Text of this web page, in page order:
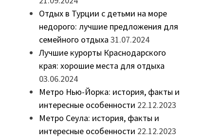
Отдых в Турции с детьми на море
недорого: лучшие предложения для
семейного отдыха 31.07.2024
Лучшие курорты Краснодарского
края: хорошие места для отдыха
03.06.2024
Метро Нью-Йорка: история, факты и
интересные особенности 22.12.2023
Метро Сеула: история, факты и
интересные особенности 22.12.2023